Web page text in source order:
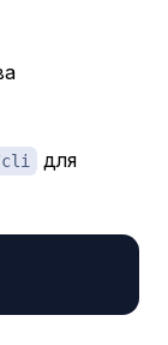
cli для